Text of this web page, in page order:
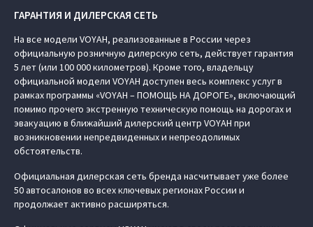
ГАРАНТИЯ И ДИЛЕРСКАЯ СЕТЬ
На все модели VOYAH, реализованные в России через
официальную розничную дилерскую сеть, действует гарантия
5 лет (или 100 000 километров). Кроме того, владельцу
официальной модели VOYAH доступен весь комплекс услуг в
рамках программы «VOYAH – ПОМОЩЬ НА ДОРОГЕ», включающий
помимо прочего экстренную техническую помощь на дорогах и
эвакуацию в ближайший дилерский центр VOYAH при
возникновении непредвиденных и непреодолимых
обстоятельств.
Официальная дилерская сеть бренда насчитывает уже более
50 автосалонов во всех ключевых регионах России и
продолжает активно расширяться.